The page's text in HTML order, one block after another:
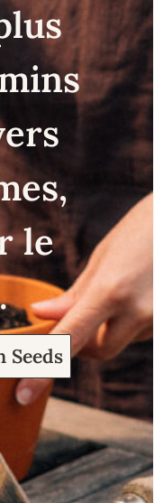
le
Seeds